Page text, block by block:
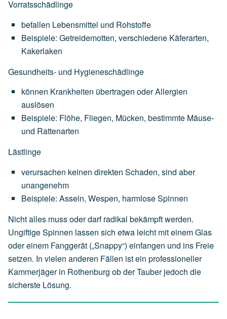
Vorratsschädlinge
befallen Lebensmittel und Rohstoffe
Beispiele: Getreidemotten, verschiedene Käferarten,
Kakerlaken
Gesundheits- und Hygieneschädlinge
können Krankheiten übertragen oderAllergien
auslösen
Beispiele: Flöhe, Fliegen, Mücken, bestimmte Mäuse-
und Rattenarten
Lästlinge
verursachen keinen direkten Schaden, sind aber
unangenehm
Beispiele: Asseln, Wespen, harmloseSpinnen
Nicht alles muss oder darf radikal bekämpft werden.
Ungiftige Spinnen lassen sich etwa leicht mit einem Glas
oder einem Fanggerät („Snappy“) einfangen und ins Freie
setzen. In vielen anderen Fällen ist ein professioneller
Kammerjäger in Rothenburg ob der Tauber jedoch die
sicherste Lösung.